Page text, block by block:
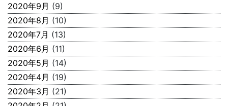
2020年9月 (9)
2020年8月 (10)
2020年7月 (13)
2020年6月 (11)
2020年5月 (14)
2020年4月 (19)
2020年3月 (21)